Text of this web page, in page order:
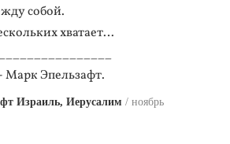
собой.
хватает…
Марк Эпельзафт.
Израиль, Иерусалим
ноябрь